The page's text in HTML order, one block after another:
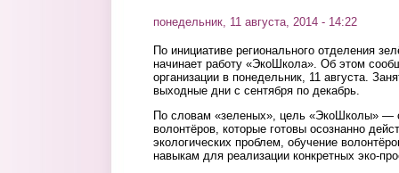
понедельник, 11 августа, 2014 - 14:22
По инициативе регионального отделения
начинает работу «ЭкоШкола». Об этом
организации в понедельник, 11 августа.
выходные дни c сентября по декабрь.
По словам «зеленых», цель «ЭкоШколы» —
волонтёров, которые готовы осознанно
экологических проблем, обучение
навыкам для реализации конкретных эко-